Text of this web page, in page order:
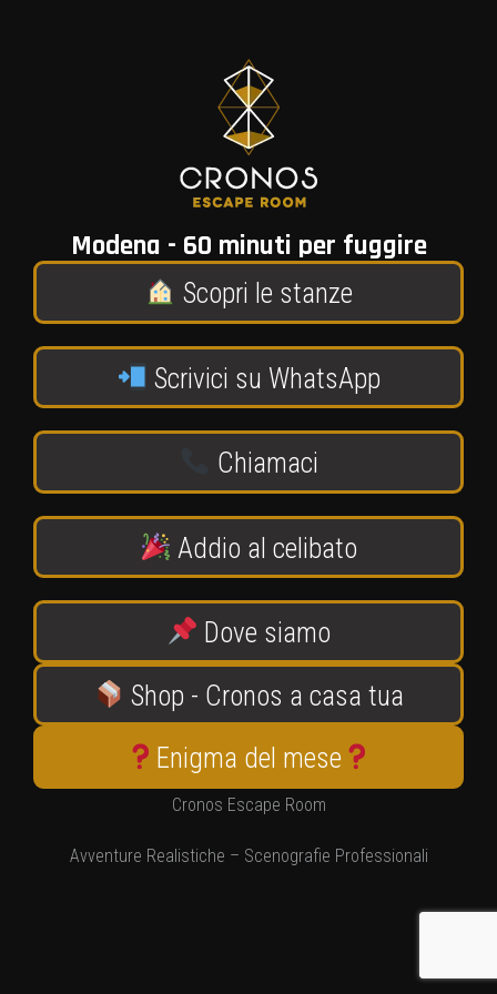
Modena - 60 minuti per fuggire
Scopri le stanze
Scrivici su WhatsApp
Chiamaci
Addio al celibato
Dove siamo
Shop - Cronos a casa tua
Enigma del mese
Cronos Escape Room
Avventure Realistiche – Scenografie Professionali